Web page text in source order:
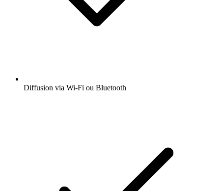
Diffusion via Wi-Fi ou Bluetooth